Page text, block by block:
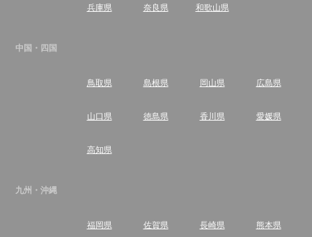
兵庫県 奈良県 和歌山県
中国・四国
鳥取県 島根県 岡山県 広島県
山口県 徳島県 香川県 愛媛県
高知県
九州・沖縄
福岡県 佐賀県 長崎県 熊本県